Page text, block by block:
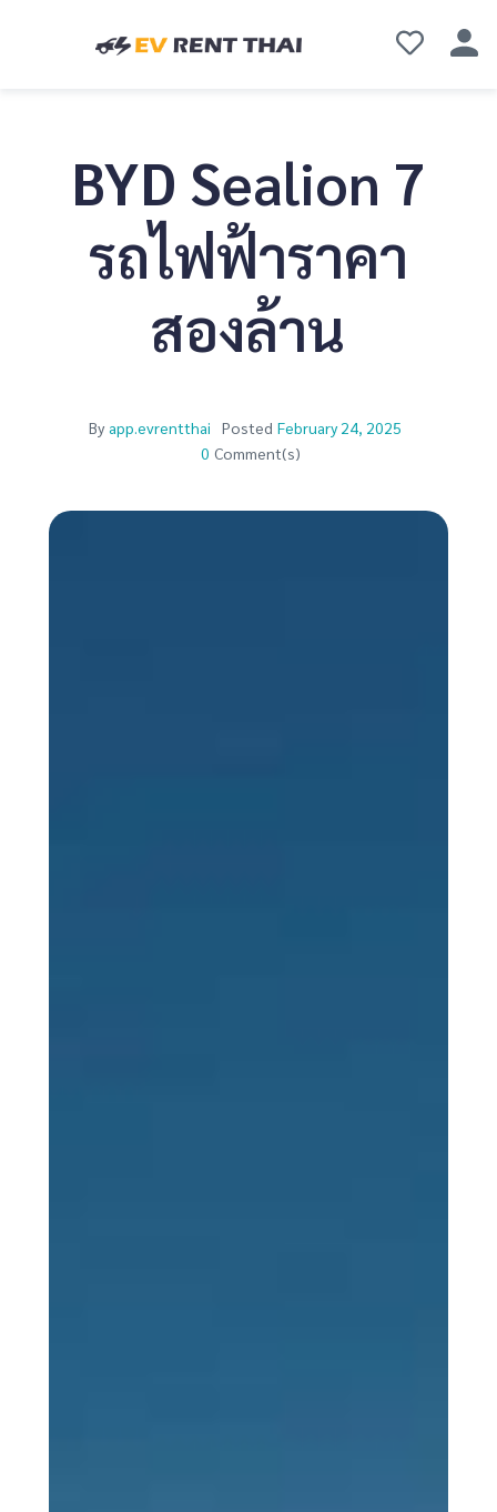
BYD Sealion 7
รถไฟฟ้าราคา
สองล้าน
By app.evrentthai Posted February 24, 2025
0 Comment(s)